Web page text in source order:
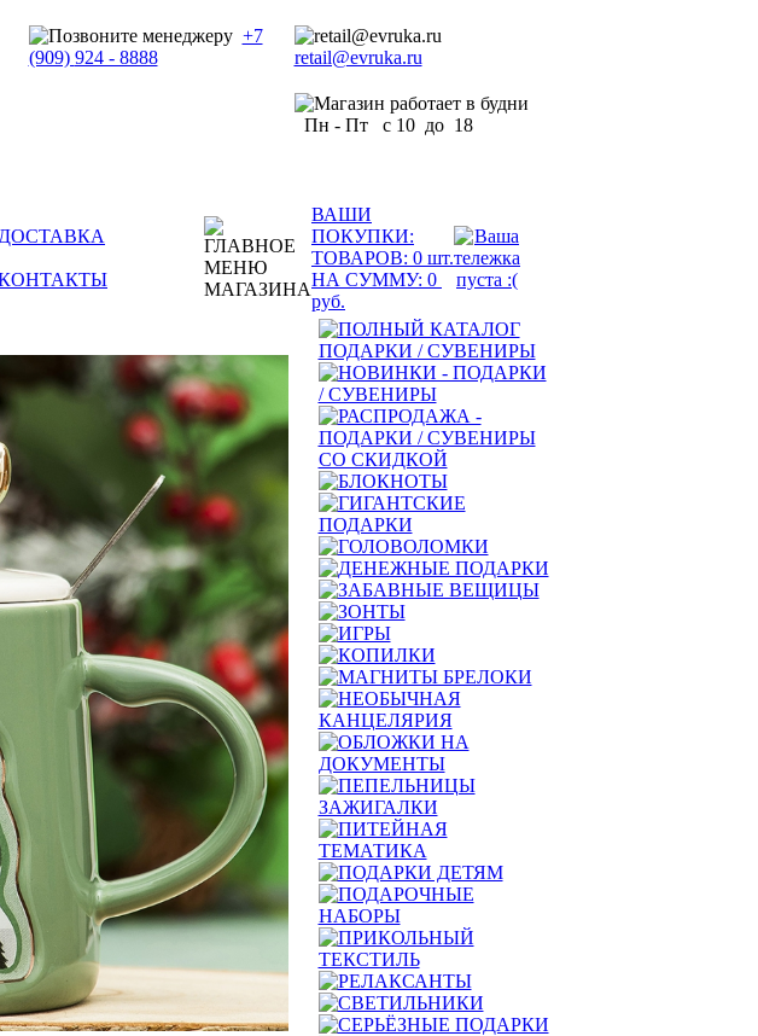
+7
(909) 924 - 8888 retail@evruka.ru
Пн - Пт с 10 до 18
ДОСТАВКА
ВАШИ
ПОКУПКИ:
ТОВАРОВ: 0 шт.
НА СУММУ: 0
руб.